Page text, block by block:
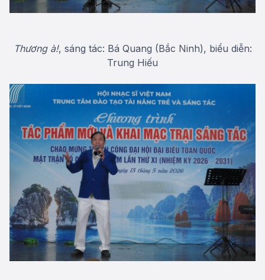
Thương à!, sáng tác: Bá Quang (Bắc Ninh), biểu diễn:
Trung Hiếu